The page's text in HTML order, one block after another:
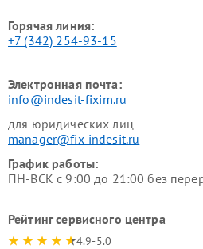
Горячая линия:
+7 (342) 254-93-15
Электронная почта:
info@indesit-fixim.ru
для юридических лиц
manager@fix-indesit.ru
График работы:
ПН-ВСК с 9:00 до 21:00 без
Рейтинг сервисного центра
4.9-5.0